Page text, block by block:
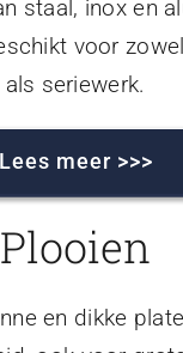
staal, inox en
voor
als seriewerk.
Lees meer >>>
Plooien
en dikke